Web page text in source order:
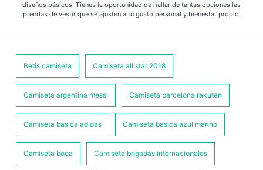
diseños básicos. Tienes la oportunidad de hallar de tantas opciones las
prendas de vestir que se ajusten a tu gusto personal y bienestar propio.
Betis camiseta Camiseta all star 2018
Camiseta argentina messi Camiseta barcelona rakuten
Camiseta basica adidas Camiseta basica azul marino
Camiseta boca Camiseta brigadas internacionales